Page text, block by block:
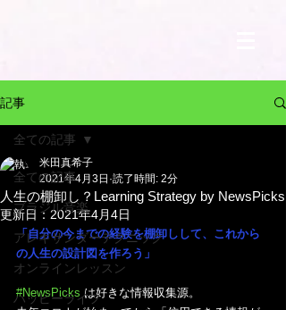
記事
全ての記事
ブラジル音楽
アレキサンダーテクニック
オンラインレッスン
ハッピーライフ
全ての記事
人生の棚卸し？Learning Strategy by NewsPicks
米田真希子
2021年4月3日 読了時間: 2分
更新日： 2021年4月4日
「自分の今までの経験を棚卸しして、これから
の人生の設計図を作ろう」
#NewsPicks は好きな情報収集源。